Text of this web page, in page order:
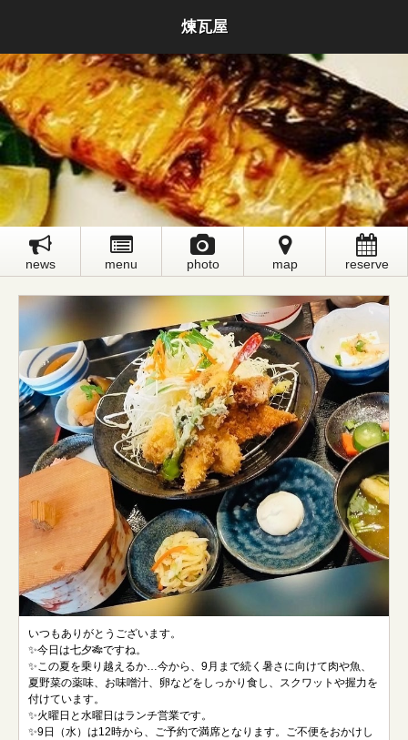
煉瓦屋
news menu photo map reserve
いつもありがとうございます。
✨今日は七夕🎋ですね。
✨この夏を乗り越えるか…今から、9月まで続く暑さに向けて肉や魚、
夏野菜の薬味、お味噌汁、卵などをしっかり食し、スクワットや握力を
付けています。
✨火曜日と水曜日はランチ営業です。
✨9日（水）は12時から、ご予約で満席となります。ご不便をおかけし